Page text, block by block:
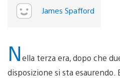
James Spafford
Nella terza era, dopo che
disposizione si sta